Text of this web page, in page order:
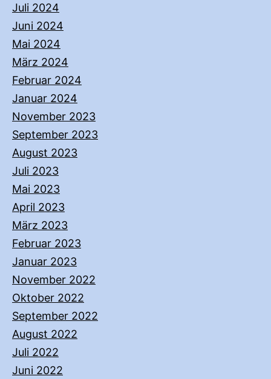
Juli 2024
Juni 2024
Mai 2024
März 2024
Februar 2024
Januar 2024
November 2023
September 2023
August 2023
Juli 2023
Mai 2023
April 2023
März 2023
Februar 2023
Januar 2023
November 2022
Oktober 2022
September 2022
August 2022
Juli 2022
Juni 2022